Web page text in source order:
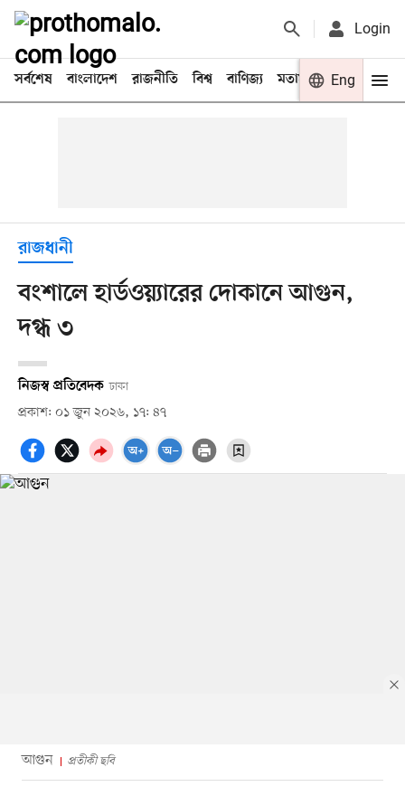
Login
সর্বশেষ বাংলাদেশ রাজনীতি বিশ্ব বাণিজ্য মতামত খেলা
Eng
রাজধানী
বংশালে হার্ডওয়্যারের দোকানে আগুন,
দগ্ধ ৩
নিজস্ব প্রতিবেদক ঢাকা
প্রকাশ: ০১ জুন ২০২৬, ১৭: ৪৭
আগুন প্রতীকী ছবি